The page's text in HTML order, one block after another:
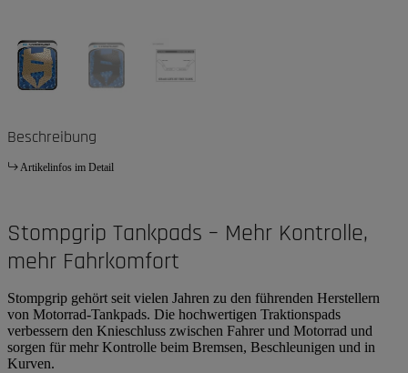
Beschreibung
Artikelinfos im Detail
Stompgrip Tankpads – Mehr Kontrolle,
mehr Fahrkomfort
Stompgrip gehört seit vielen Jahren zu den führenden Herstellern
von Motorrad-Tankpads. Die hochwertigen Traktionspads
verbessern den Knieschluss zwischen Fahrer und Motorrad und
sorgen für mehr Kontrolle beim Bremsen, Beschleunigen und in
Kurven.